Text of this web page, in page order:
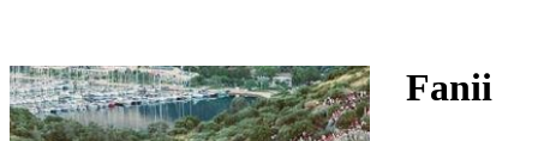
Fanii